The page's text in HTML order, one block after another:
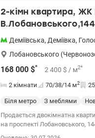
2-кімн квартира,
В.Лобановського,144
Деміївська, Деміївка,
Лобановського
168 000 $* 2 400 $ / м2*
2 кімнати 70/38/14 м2
Біля метро З меблями
Продається двокімнатна
на проспекті Лобановського,